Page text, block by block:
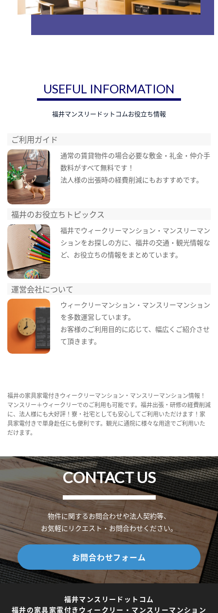
USEFUL INFORMATION
福井マンスリードットコムお役立ち情報
ご利用ガイド
通常の賃貸物件の場合必要な敷金・礼金・仲介手
数料がすべて無料です！
法人様の出張時の経費削減にもおすすめです。
福井のお役立ちトピックス
福井でウィークリーマンション・マンスリーマン
ションをお探しの方に、福井の交通・観光情報な
ど、お役立ちの情報をまとめています。
運営会社について
ウィークリーマンション・マンスリーマンション
を多数運営しています。
お客様のご利用目的に応じて、幅広くご紹介させ
て頂きます。
福井の家具家電付きウィークリーマンション・マンスリーマンション情報！
マンスリー＋ウィークリーでのご利用も可能です。福井出張・研修の経費削減
に、法人様にも大好評！寮・社宅としても安心してご利用いただけます！家
具家電付きで単身赴任にも便利です。観光に通院に様々な用途でご利用いた
だけます。
CONTACT US
物件に関するお問合わせや法人契約等、
お気軽にリクエスト・お問合わせください。
お問合わせフォーム
福井マンスリードットコム
福井の家具家電付きウィークリー・マンスリーマンション